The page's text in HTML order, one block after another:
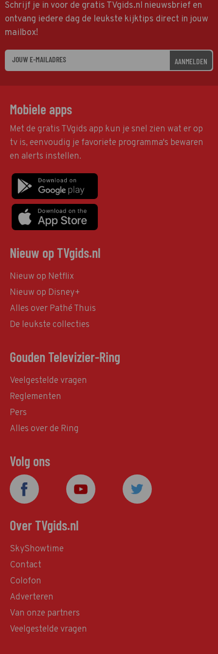
Schrijf je in voor de gratis TVgids.nl nieuwsbrief en
ontvang iedere dag de leukste kijktips direct in jouw
mailbox!
AANMELDEN
Mobiele apps
Met de gratis TVgids app kun je snel zien wat er op
tv is, eenvoudig je favoriete programma's bewaren
en alerts instellen.
Nieuw op TVgids.nl
Nieuw op Netflix
Nieuw op Disney+
Alles over Pathé Thuis
De leukste collecties
Gouden Televizier-Ring
Veelgestelde vragen
Reglementen
Pers
Alles over de Ring
Volg ons
Over TVgids.nl
SkyShowtime
Contact
Colofon
Adverteren
Van onze partners
Veelgestelde vragen